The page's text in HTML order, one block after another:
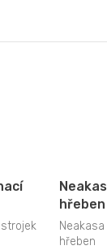
hřeben
hřeben